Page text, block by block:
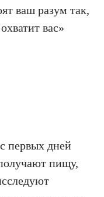
ваш разум так,
вас»
первых дней
пищу,